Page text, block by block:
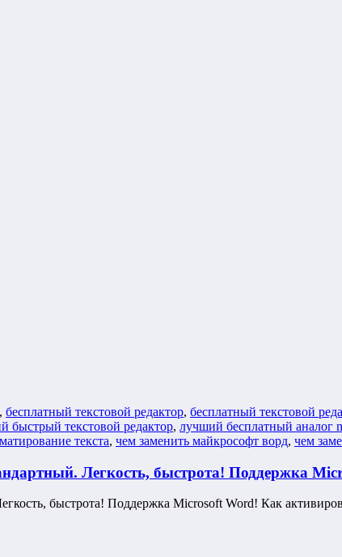
, бесплатный текстовой редактор, бесплатный текстовой
быстрый текстовой редактор, лучший бесплатный аналог
текста, чем заменить майкрософт ворд, чем
Легкость, быстрота! Поддержка
быстрота! Поддержка Microsoft Word! Как